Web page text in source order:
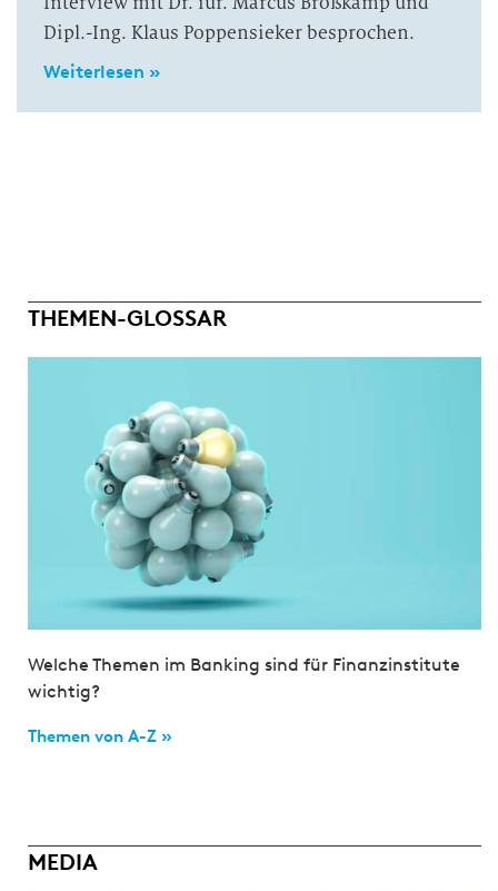
Dipl.-Ing. Klaus Poppensieker besprochen.
Weiterlesen »
THEMEN-GLOSSAR
Welche Themen im Banking sind für Finanzinstitute
wichtig?
Themen von A-Z »
MEDIA